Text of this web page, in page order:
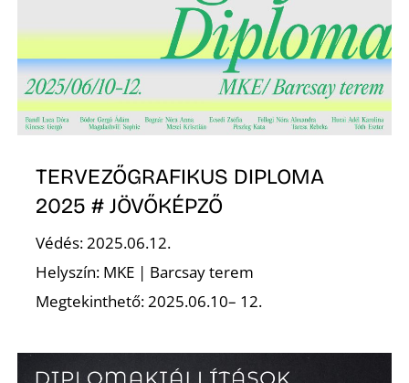
TERVEZŐGRAFIKUS DIPLOMA
2025 # JÖVŐKÉPZŐ
Védés: 2025.06.12.
Helyszín: MKE | Barcsay terem
Megtekinthető: 2025.06.10– 12.